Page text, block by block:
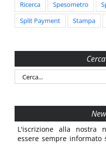
Ricerca
Spesometro
Split Payment
Stampa
Cerca
per:
L'iscrizione alla nostra
essere sempre informato